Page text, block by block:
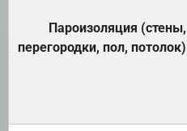
Пароизоляция (стены,
перегородки, пол, потолок)